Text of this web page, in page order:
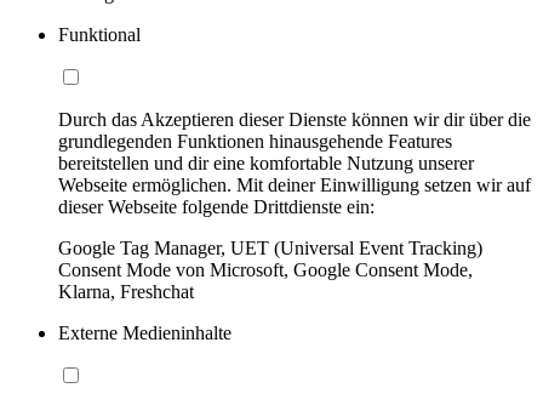
Funktional
Durch das Akzeptieren dieser Dienste können wir dir über die
grundlegenden Funktionen hinausgehende Features
bereitstellen und dir eine komfortable Nutzung unserer
Webseite ermöglichen. Mit deiner Einwilligung setzen wir auf
dieser Webseite folgende Drittdienste ein:
Google Tag Manager, UET (Universal Event Tracking)
Consent Mode von Microsoft, Google Consent Mode,
Klarna, Freshchat
Externe Medieninhalte